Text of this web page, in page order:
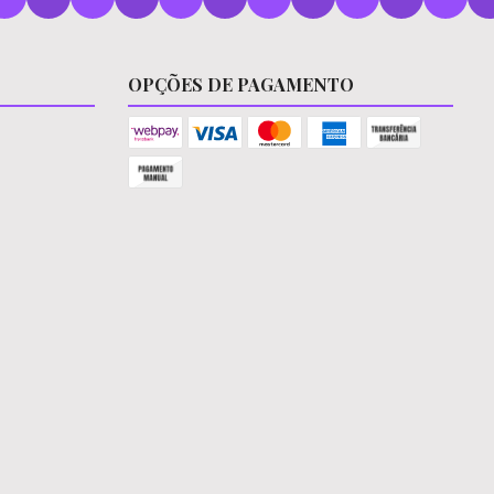
OPÇÕES DE PAGAMENTO